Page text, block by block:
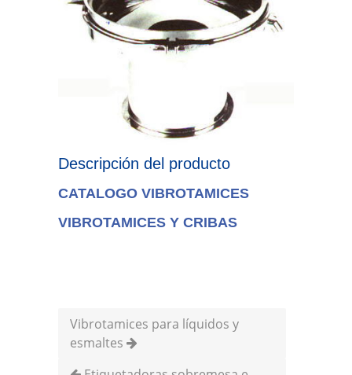
Descripción del producto
CATALOGO VIBROTAMICES
VIBROTAMICES Y CRIBAS
Vibrotamices para líquidos y
esmaltes